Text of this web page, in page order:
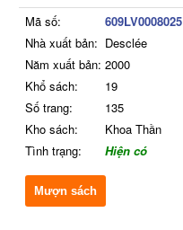
Mã số:
609LV0008025
Nhà xuất bản: Desclée
Năm xuất bản: 2000
Khổ sách:
19
Số trang:
135
Kho sách:
Khoa Thần
Tình trạng:
Hiện có
Mượn sách